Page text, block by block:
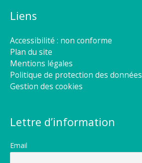
Liens
Accessibilité : non conforme
Plan du site
Mentions légales
Politique de protection des données
Gestion des cookies
Lettre d’information
Email